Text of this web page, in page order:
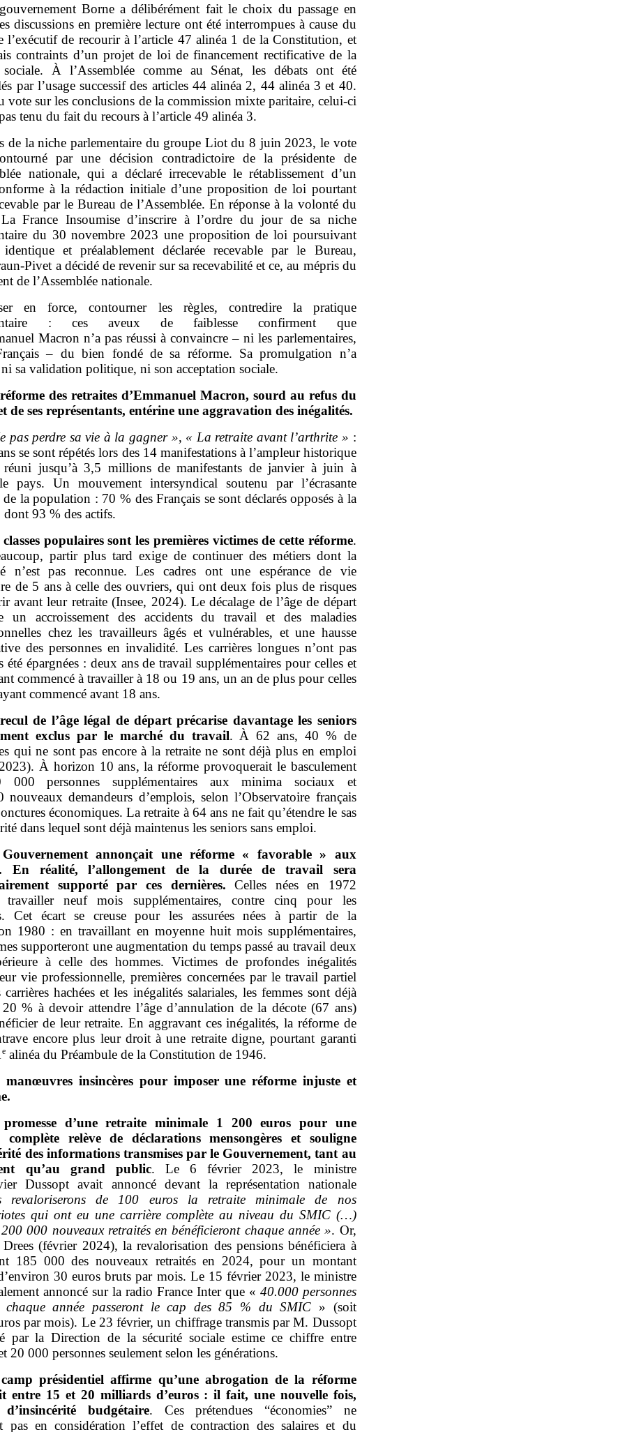
Borne a délibérément fait le choix du passage en
discussions en première lecture ont été interrompues à cause du
l’exécutif de recourir à l’article 47 alinéa 1 de la Constitution, et
contraints d’un projet de loi de financement rectificative de la
sociale. À l’Assemblée comme au Sénat, les débats ont été
par l’usage successif des articles 44 alinéa 2, 44 alinéa 3 et 40.
vote sur les conclusions de la commission mixte paritaire, celui‑ci
tenu du fait du recours à l’article 49 alinéa 3.
de la niche parlementaire du groupe Liot du 8 juin 2023, le vote
par une décision contradictoire de la présidente de
nationale, qui a déclaré irrecevable le rétablissement d’un
à la rédaction initiale d’une proposition de loi pourtant
par le Bureau de l’Assemblée. En réponse à la volonté du
France Insoumise d’inscrire à l’ordre du jour de sa niche
du 30 novembre 2023 une proposition de loi poursuivant
et préalablement déclarée recevable par le Bureau,
a décidé de revenir sur sa recevabilité et ce, au mépris du
de l’Assemblée nationale.
en force, contourner les règles, contredire la pratique
: ces aveux de faiblesse confirment que
Macron n’a pas réussi à convaincre – ni les parlementaires,
– du bien fondé de sa réforme. Sa promulgation n’a
sa validation politique, ni son acceptation sociale.
des retraites d’Emmanuel Macron, sourd au refus du
de ses représentants, entérine une aggravation des inégalités.
pas perdre sa vie à la gagner », « La retraite avant l’arthrite » :
se sont répétés lors des 14 manifestations à l’ampleur historique
jusqu’à 3,5 millions de manifestants de janvier à juin à
pays. Un mouvement intersyndical soutenu par l’écrasante
la population : 70 % des Français se sont déclarés opposés à la
dont 93 % des actifs.
classes populaires sont les premières victimes de cette réforme.
partir plus tard exige de continuer des métiers dont la
n’est pas reconnue. Les cadres ont une espérance de vie
de 5 ans à celle des ouvriers, qui ont deux fois plus de risques
avant leur retraite (Insee, 2024). Le décalage de l’âge de départ
un accroissement des accidents du travail et des maladies
chez les travailleurs âgés et vulnérables, et une hausse
des personnes en invalidité. Les carrières longues n’ont pas
été épargnées : deux ans de travail supplémentaires pour celles et
commencé à travailler à 18 ou 19 ans, un an de plus pour celles
commencé avant 18 ans.
de l’âge légal de départ précarise davantage les seniors
exclus par le marché du travail. À 62 ans, 40 % de
qui ne sont pas encore à la retraite ne sont déjà plus en emploi
À horizon 10 ans, la réforme provoquerait le basculement
000 personnes supplémentaires aux minima sociaux et
nouveaux demandeurs d’emplois, selon l’Observatoire français
économiques. La retraite à 64 ans ne fait qu’étendre le sas
dans lequel sont déjà maintenus les seniors sans emploi.
annonçait une réforme «
favorable » aux
En réalité, l’allongement de la durée de travail sera
supporté par ces dernières.Celles nées en 1972
travailler neuf mois supplémentaires, contre cinq pour les
Cet écart se creuse pour les assurées nées à partir de la
1980 : en travaillant en moyenne huit mois supplémentaires,
supporteront une augmentation du temps passé au travail deux
à celle des hommes. Victimes de profondes inégalités
vie professionnelle, premières concernées par le travail partiel
hachées et les inégalités salariales, les femmes sont déjà
% à devoir attendre l’âge d’annulation de la décote (67 ans)
de leur retraite. En aggravant ces inégalités, la réforme de
encore plus leur droit à une retraite digne, pourtant garanti
e alinéa du Préambule de la Constitution de 1946.
manœuvres insincères pour imposer une réforme injuste et
d’une retraite minimale 1
200 euros pour une
complète relève de déclarations mensongères et souligne
des informations transmises par le Gouvernement, tant au
qu’au grand public. Le 6 février 2023, le ministre
Dussopt avait annoncé devant la représentation nationale
revaloriserons de 100 euros la retraite minimale de nos
qui ont eu une carrière complète au niveau du SMIC (…)
000 nouveaux retraités en bénéficieront chaque année ». Or,
(février 2024), la revalorisation des pensions bénéficiera à
185 000 des nouveaux retraités en 2024, pour un montant
30 euros bruts par mois. Le 15 février 2023, le ministre
annoncé sur la radio France Inter que « 40.000 personnes
chaque année passeront le cap des 85 % du SMIC » (soit
par mois). Le 23 février, un chiffrage transmis par M. Dussopt
par la Direction de la sécurité sociale estime ce chiffre entre
20 000 personnes seulement selon les générations.
présidentiel affirme qu’une abrogation de la réforme
entre 15 et 20 milliards d’euros : il fait, une nouvelle fois,
budgétaire. Ces prétendues “économies” ne
pas en considération l’effet de contraction des salaires et du